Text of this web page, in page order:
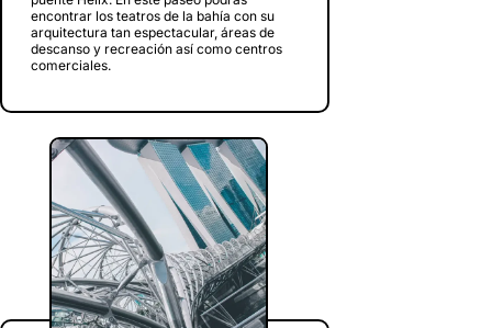
encontrar los teatros de la bahía con su
arquitectura tan espectacular, áreas de
descanso y recreación así como centros
comerciales.